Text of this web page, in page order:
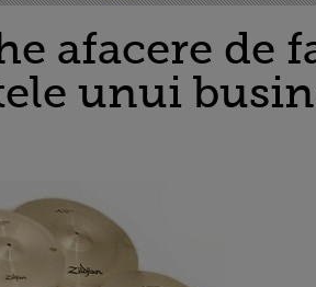
afacere de
unui